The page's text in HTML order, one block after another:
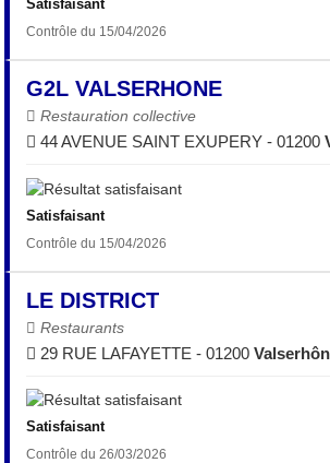
Satisfaisant
Contrôle du 15/04/2026
G2L VALSERHONE
Restauration collective
44 AVENUE SAINT EXUPERY - 01200
Satisfaisant
Contrôle du 15/04/2026
LE DISTRICT
Restaurants
29 RUE LAFAYETTE - 01200
Satisfaisant
Contrôle du 26/03/2026